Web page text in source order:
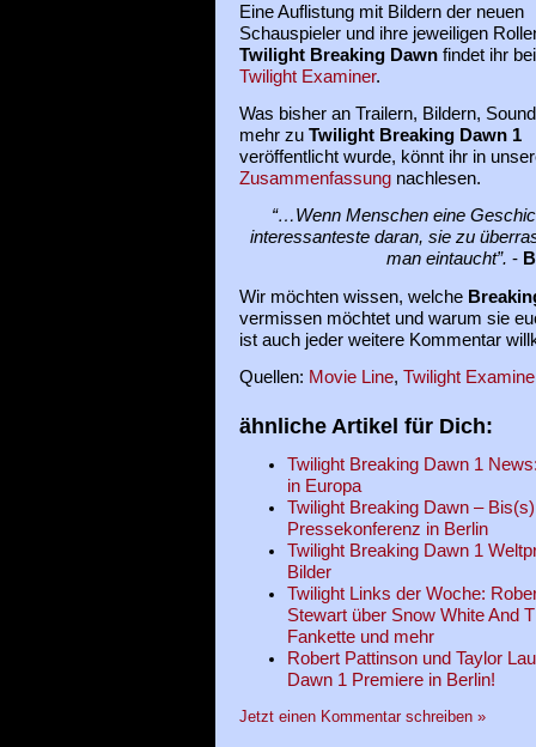
Eine Auflistung mit Bildern der neuen
Schauspieler und ihre jeweiligen
Twilight Breaking Dawnfindet ihr
Twilight Examiner.
Was bisher an Trailern, Bildern,
mehr zu Twilight Breaking Dawn 1
veröffentlicht wurde, könnt ihr in
Zusammenfassungnachlesen.
“…Wenn Menschen eine
interessanteste daran, sie zu
man eintaucht”. -
Wir möchten wissen, welche
vermissen möchtet und warum sie
ist auch jeder weitere Kommentar
Quellen: Movie Line, Twilight
ähnliche Artikel für Dich:
Twilight Breaking Dawn 1
in Europa
Twilight Breaking Dawn –
Pressekonferenz in Berlin
Twilight Breaking Dawn 1
Bilder
Twilight Links der Woche:
Stewart über Snow White And
Fankette und mehr
Robert Pattinson und Taylor
Dawn 1 Premiere in Berlin!
Jetzt einen Kommentar schreiben »